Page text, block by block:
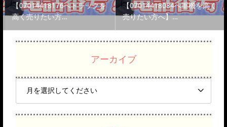
【07014418176へトラックを
高く売りたい方…
【07014418084へ重機を高く
売りたい方へ】…
アーカイブ